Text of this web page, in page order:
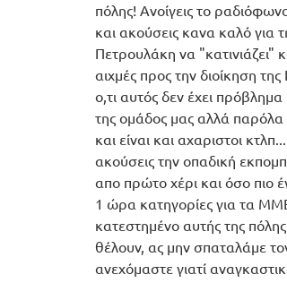
πόλης! Ανοίγεις το
και ακούσεις κανα καλό για
Πετρουλάκη να "κατινιάζει"
αιχμές προς την διοίκηση
ο,τι αυτός δεν έχει
της ομάδος μας αλλά παρόλα
και είναι και αχαριστοι
ακούσεις την οπαδική
απο πρώτο χέρι και όσο πιο
1 ώρα κατηγορίες για τα
κατεστημένο αυτής της
θέλουν, ας μην σπαταλάμε
ανεχόμαστε γιατί